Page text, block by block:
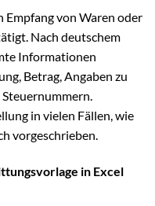
Empfang von Waren oder
Nach deutschem
Informationen
Betrag, Angaben zu
in vielen Fällen, wie
vorgeschrieben.
in Excel